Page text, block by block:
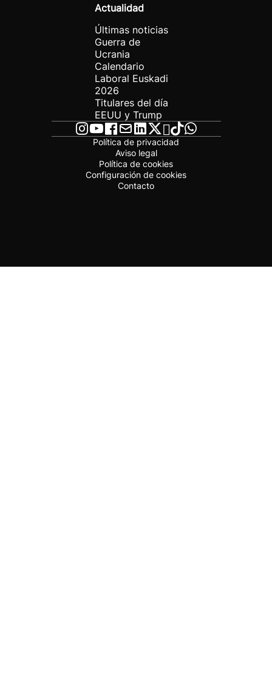
Actualidad
Últimas noticias
Guerra de
Ucrania
Calendario
Laboral Euskadi
2026
Titulares del día
EEUU y Trump
Política de privacidad
Aviso legal
Política de cookies
Configuración de cookies
Contacto